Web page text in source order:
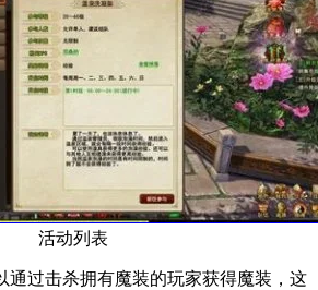
活动列表
通过击杀拥有魔装的玩家获得魔装，这